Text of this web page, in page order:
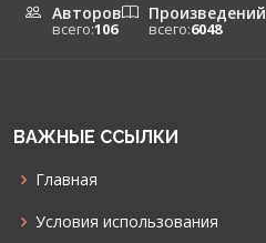
Авторов
всего:106
Произведений
всего:6048
ВАЖНЫЕ ССЫЛКИ
Главная
Условия использования